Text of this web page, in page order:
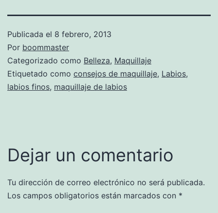
Publicada el 8 febrero, 2013
Por boommaster
Categorizado como Belleza, Maquillaje
Etiquetado como consejos de maquillaje, Labios,
labios finos, maquillaje de labios
Dejar un comentario
Tu dirección de correo electrónico no será publicada.
Los campos obligatorios están marcados con *